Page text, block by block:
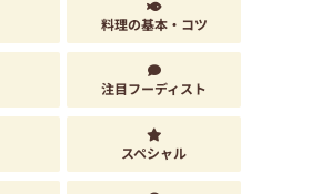
料理の基本・コツ
注目フーディスト
スペシャル